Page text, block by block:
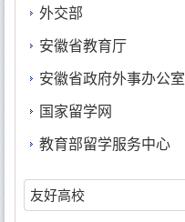
外交部
安徽省教育厅
安徽省政府外事办公室
国家留学网
教育部留学服务中心
友好高校